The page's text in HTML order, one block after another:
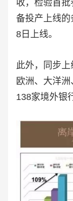
收，检验首
备投产上线的
8日上线。
此外，同步上
欧洲、大洋
138家境外银